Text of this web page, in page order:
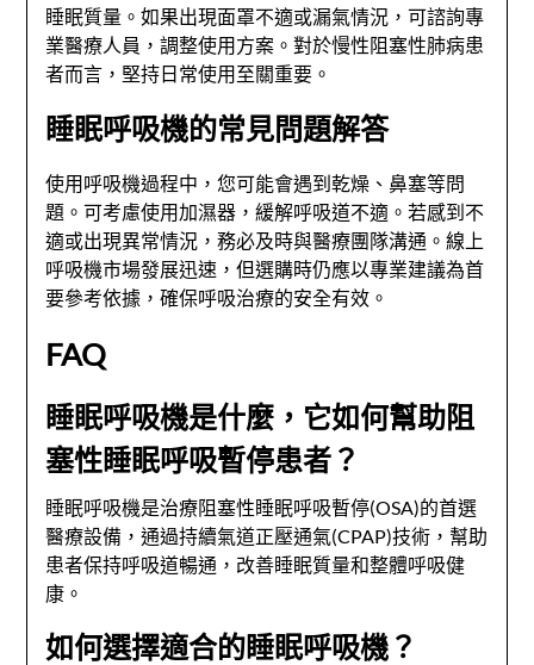
睡眠質量。如果出現面罩不適或漏氣情況，可諮詢專
業醫療人員，調整使用方案。對於慢性阻塞性肺病患
者而言，堅持日常使用至關重要。
睡眠呼吸機的常見問題解答
使用呼吸機過程中，您可能會遇到乾燥、鼻塞等問
題。可考慮使用加濕器，緩解呼吸道不適。若感到不
適或出現異常情況，務必及時與醫療團隊溝通。線上
呼吸機市場發展迅速，但選購時仍應以專業建議為首
要參考依據，確保呼吸治療的安全有效。
FAQ
睡眠呼吸機是什麼，它如何幫助阻
塞性睡眠呼吸暫停患者？
睡眠呼吸機是治療阻塞性睡眠呼吸暫停(OSA)的首選
醫療設備，通過持續氣道正壓通氣(CPAP)技術，幫助
患者保持呼吸道暢通，改善睡眠質量和整體呼吸健
康。
如何選擇適合的睡眠呼吸機？